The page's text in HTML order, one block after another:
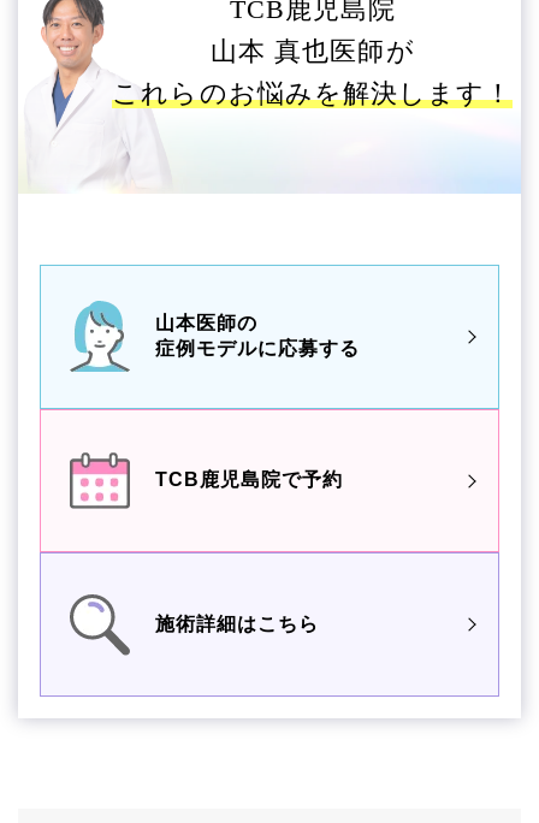
TCB鹿児島院
山本 真也医師が
これらのお悩みを解決します！
山本医師の
症例モデルに応募する
TCB鹿児島院で予約
施術詳細はこちら